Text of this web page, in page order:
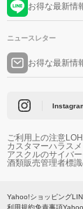
お得な最新情
ニュースレター
お得な最新情
ご利用上の注意
カスタマーハラス
アスクルのサイバ
酒類販売管理者標
Yahoo!ショッピング
利用規約免責事項